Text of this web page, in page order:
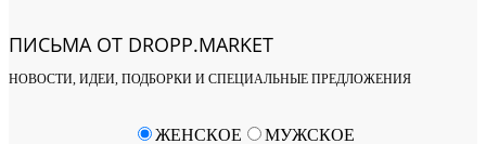
ПИСЬМА ОТ DROPP.MARKET
НОВОСТИ, ИДЕИ, ПОДБОРКИ И СПЕЦИАЛЬНЫЕ ПРЕДЛОЖЕНИЯ
ЖЕНСКОЕ МУЖСКОЕ